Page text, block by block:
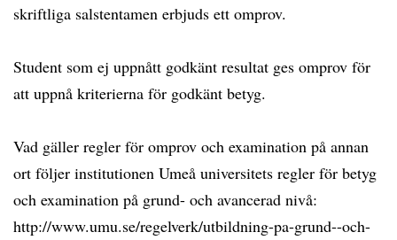
skriftliga salstentamen erbjuds ett omprov.
Student som ej uppnått godkänt resultat ges omprov för
att uppnå kriterierna för godkänt betyg.
Vad gäller regler för omprov och examination på annan
ort följer institutionen Umeå universitets regler för betyg
och examination på grund- och avancerad nivå:
http://www.umu.se/regelverk/utbildning-pa-grund--och-